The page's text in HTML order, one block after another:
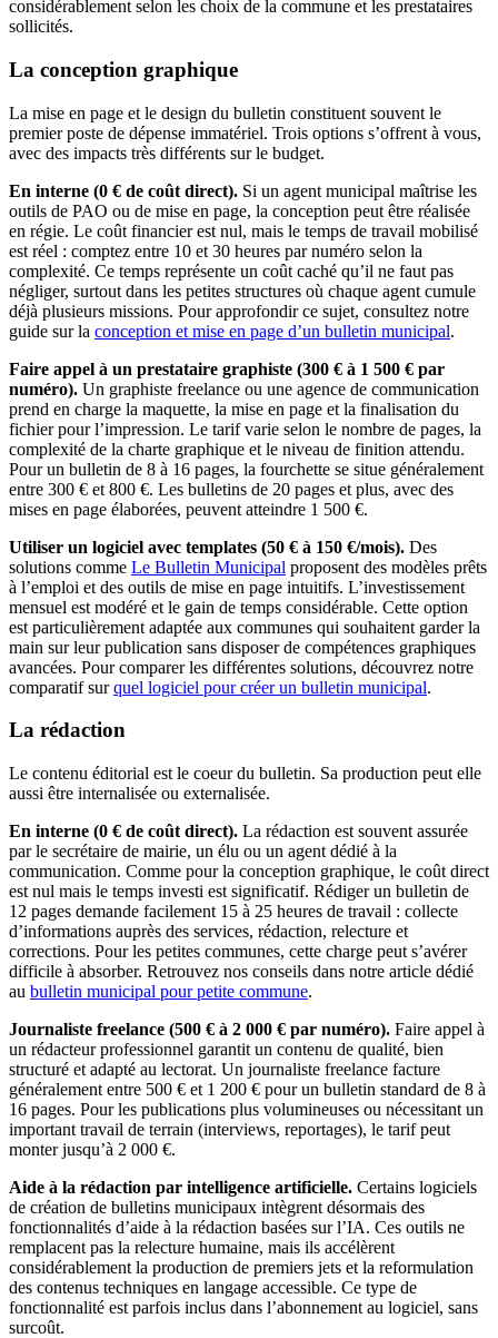
considérablement selon les choix de la commune et les prestataires
sollicités.
La conception graphique
La mise en page et le design du bulletin constituent souvent le
premier poste de dépense immatériel. Trois options s’offrent à vous,
avec des impacts très différents sur le budget.
En interne (0 € de coût direct). Si un agent municipal maîtrise les
outils de PAO ou de mise en page, la conception peut être réalisée
en régie. Le coût financier est nul, mais le temps de travail mobilisé
est réel : comptez entre 10 et 30 heures par numéro selon la
complexité. Ce temps représente un coût caché qu’il ne faut pas
négliger, surtout dans les petites structures où chaque agent cumule
déjà plusieurs missions. Pour approfondir ce sujet, consultez notre
guide sur la conception et mise en page d’un bulletin municipal.
Faire appel à un prestataire graphiste (300 € à 1 500 € par
numéro). Un graphiste freelance ou une agence de communication
prend en charge la maquette, la mise en page et la finalisation du
fichier pour l’impression. Le tarif varie selon le nombre de pages, la
complexité de la charte graphique et le niveau de finition attendu.
Pour un bulletin de 8 à 16 pages, la fourchette se situe généralement
entre 300 € et 800 €. Les bulletins de 20 pages et plus, avec des
mises en page élaborées, peuvent atteindre 1 500 €.
Utiliser un logiciel avec templates (50 € à 150 €/mois). Des
solutions comme Le Bulletin Municipal proposent des modèles prêts
à l’emploi et des outils de mise en page intuitifs. L’investissement
mensuel est modéré et le gain de temps considérable. Cette option
est particulièrement adaptée aux communes qui souhaitent garder la
main sur leur publication sans disposer de compétences graphiques
avancées. Pour comparer les différentes solutions, découvrez notre
comparatif surquel logiciel pour créer un bulletin municipal.
La rédaction
Le contenu éditorial est le coeur du bulletin. Sa production peut elle
aussi être internalisée ou externalisée.
En interne (0 € de coût direct). La rédaction est souvent assurée
par le secrétaire de mairie, un élu ou un agent dédié à la
communication. Comme pour la conception graphique, le coût direct
est nul mais le temps investi est significatif. Rédiger un bulletin de
12 pages demande facilement 15 à 25 heures de travail : collecte
d’informations auprès des services, rédaction, relecture et
corrections. Pour les petites communes, cette charge peut s’avérer
difficile à absorber. Retrouvez nos conseils dans notre article dédié
au bulletin municipal pour petite commune.
Journaliste freelance (500 € à 2 000 € par numéro). Faire appel à
un rédacteur professionnel garantit un contenu de qualité, bien
structuré et adapté au lectorat. Un journaliste freelance facture
généralement entre 500 € et 1 200 € pour un bulletin standard de 8 à
16 pages. Pour les publications plus volumineuses ou nécessitant un
important travail de terrain (interviews, reportages), le tarif peut
monter jusqu’à 2 000 €.
Aide à la rédaction par intelligence artificielle. Certains logiciels
de création de bulletins municipaux intègrent désormais des
fonctionnalités d’aide à la rédaction basées sur l’IA. Ces outils ne
remplacent pas la relecture humaine, mais ils accélèrent
considérablement la production de premiers jets et la reformulation
des contenus techniques en langage accessible. Ce type de
fonctionnalité est parfois inclus dans l’abonnement au logiciel, sans
surcoût.